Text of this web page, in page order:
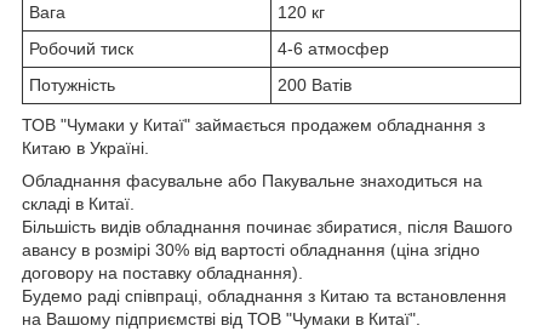
Вага
120 кг
Робочий тиск
4-6 атмосфер
Потужність
200 Ватів
ТОВ "Чумаки у Китаї" займається продажем обладнання з
Китаю в Україні.
Обладнання фасувальне або Пакувальне знаходиться на
складі в Китаї.
Більшість видів обладнання починає збиратися, після Вашого
авансу в розмірі 30% від вартості обладнання (ціна згідно
договору на поставку обладнання).
Будемо раді співпраці, обладнання з Китаю та встановлення
на Вашому підприємстві від ТОВ "Чумаки в Китаї".